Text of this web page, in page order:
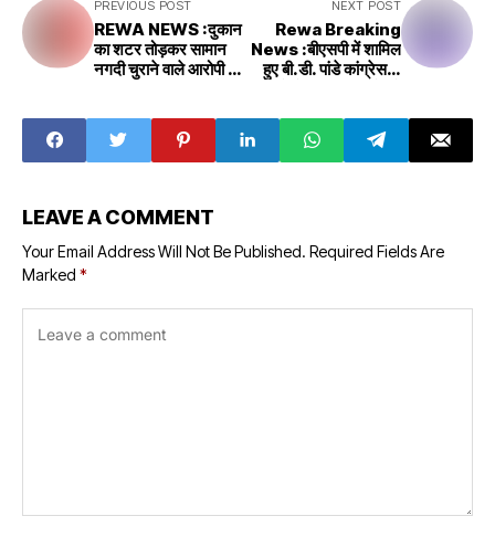
PREVIOUS POST
REWA NEWS :दुकान
का शटर तोड़कर सामान
नगदी चुराने वाले आरोपी को
NEXT POST
Rewa Breaking
News :बीएसपी में शामिल
हुए बी.डी. पांडे कांग्रेस से
LEAVE A COMMENT
Your Email Address Will Not Be Published. Required Fields Are
Marked *